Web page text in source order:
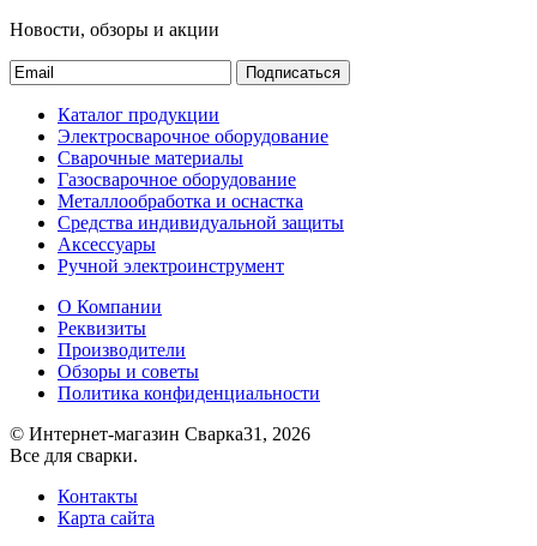
Новости, обзоры и акции
Подписаться
Каталог продукции
Электросварочное оборудование
Сварочные материалы
Газосварочное оборудование
Металлообработка и оснастка
Средства индивидуальной защиты
Аксессуары
Ручной электроинструмент
О Компании
Реквизиты
Производители
Обзоры и советы
Политика конфиденциальности
© Интернет-магазин Сварка31, 2026
Все для сварки.
Контакты
Карта сайта